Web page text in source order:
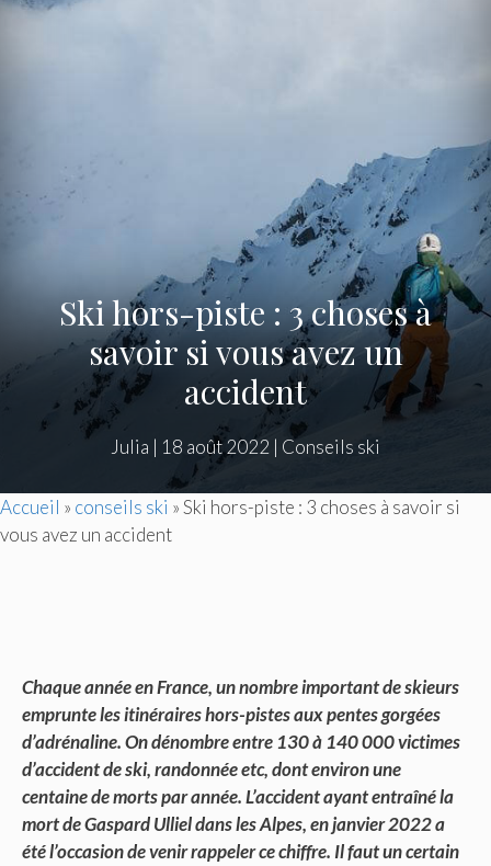
Ski hors-piste : 3 choses à
savoir si vous avez un
accident
Julia | 18 août 2022 | Conseils ski
Accueil » conseils ski »Ski hors-piste : 3 choses à savoir si
vous avez un accident
Chaque année en France, un nombre important de skieurs
emprunte les itinéraires hors-pistes aux pentes gorgées
d’adrénaline. On dénombre entre 130 à 140 000 victimes
d’accident de ski, randonnée etc, dont environ une
centaine de morts par année. L’accident ayant entraîné la
mort de Gaspard Ulliel dans les Alpes, en janvier 2022 a
été l’occasion de venir rappeler ce chiffre. Il faut un certain